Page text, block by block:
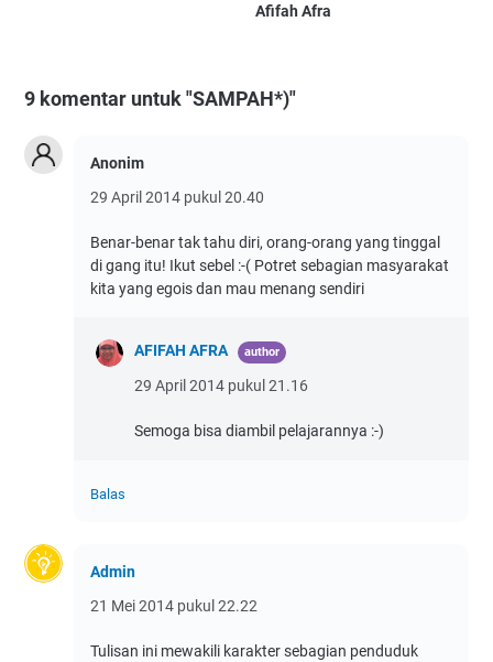
Afifah Afra
9 komentar untuk "SAMPAH*)"
Anonim
29 April 2014 pukul 20.40
Benar-benar tak tahu diri, orang-orang yang tinggal
di gang itu! Ikut sebel :-( Potret sebagian masyarakat
kita yang egois dan mau menang sendiri
AFIFAH AFRA
29 April 2014 pukul 21.16
Semoga bisa diambil pelajarannya :-)
Balas
Admin
21 Mei 2014 pukul 22.22
Tulisan ini mewakili karakter sebagian penduduk